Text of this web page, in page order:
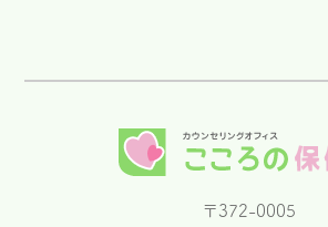
〒372-0005